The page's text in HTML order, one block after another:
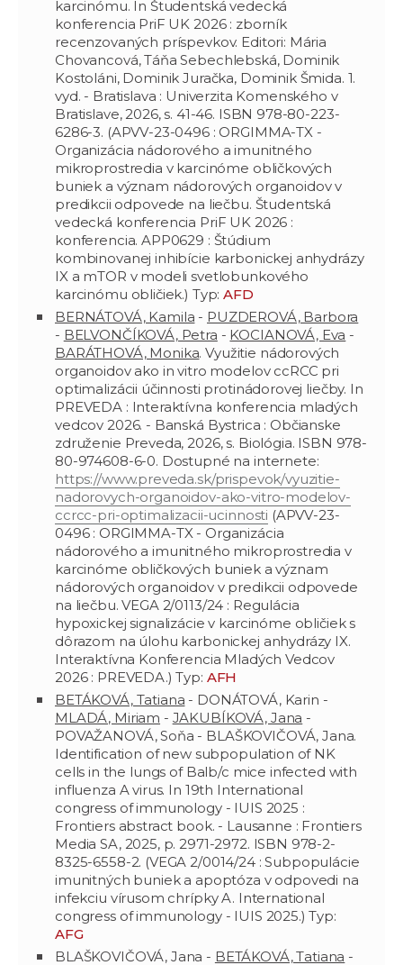
karcinómu. In Študentská vedecká
konferencia PriF UK 2026 : zborník
recenzovaných príspevkov. Editori: Mária
Chovancová, Táňa Sebechlebská, Dominik
Kostoláni, Dominik Juračka, Dominik Šmida. 1.
vyd. - Bratislava : Univerzita Komenského v
Bratislave, 2026, s. 41-46. ISBN 978-80-223-
6286-3. (APVV-23-0496 : ORGIMMA-TX -
Organizácia nádorového a imunitného
mikroprostredia v karcinóme obličkových
buniek a význam nádorových organoidov v
predikcii odpovede na liečbu. Študentská
vedecká konferencia PriF UK 2026 :
konferencia. APP0629 : Štúdium
kombinovanej inhibície karbonickej anhydrázy
IX a mTOR v modeli svetlobunkového
karcinómu obličiek.) Typ:AFD
BERNÁTOVÁ, Kamila - PUZDEROVÁ, Barbora
- BELVONČÍKOVÁ, Petra - KOCIANOVÁ, Eva -
BARÁTHOVÁ, Monika. Využitie nádorových
organoidov ako in vitro modelov ccRCC pri
optimalizácii účinnosti protinádorovej liečby. In
PREVEDA : Interaktívna konferencia mladých
vedcov 2026. - Banská Bystrica : Občianske
združenie Preveda, 2026, s. Biológia. ISBN 978-
80-974608-6-0. Dostupné na internete:
https://www.preveda.sk/prispevok/vyuzitie-
nadorovych-organoidov-ako-vitro-modelov-
ccrcc-pri-optimalizacii-ucinnosti (APVV-23-
0496 : ORGIMMA-TX - Organizácia
nádorového a imunitného mikroprostredia v
karcinóme obličkových buniek a význam
nádorových organoidov v predikcii odpovede
na liečbu. VEGA 2/0113/24 : Regulácia
hypoxickej signalizácie v karcinóme obličiek s
dôrazom na úlohu karbonickej anhydrázy IX.
Interaktívna Konferencia Mladých Vedcov
2026 : PREVEDA.) Typ: AFH
BETÁKOVÁ, Tatiana - DONÁTOVÁ, Karin -
MLADÁ, Miriam - JAKUBÍKOVÁ, Jana -
POVAŽANOVÁ, Soňa - BLAŠKOVIČOVÁ, Jana.
Identification of new subpopulation of NK
cells in the lungs of Balb/c mice infected with
influenza A virus. In 19th International
congress of immunology - IUIS 2025 :
Frontiers abstract book. - Lausanne : Frontiers
Media SA, 2025, p. 2971-2972. ISBN 978-2-
8325-6558-2. (VEGA 2/0014/24 : Subpopulácie
imunitných buniek a apoptóza v odpovedi na
infekciu vírusom chrípky A. International
congress of immunology - IUIS 2025.) Typ:
AFG
BLAŠKOVIČOVÁ, Jana - BETÁKOVÁ, Tatiana -